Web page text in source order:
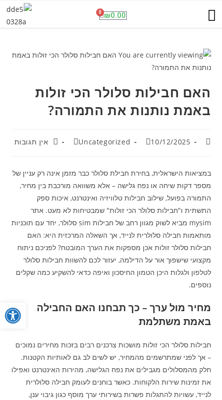
₪0.00
0
האם חבילות סלולר הכי זולות
באמת נותנות את התמורה?
10/12/2025
Uncategorized אין תגובות
במציאות הישראלית, בחירת חבילת סלולר כבר מזמן אינה רק עניין של
מספר דקות שיחה או נפח גלישה – אלא משוואה מורכבת בין מחיר,
התמורה בפועל, שילוב חבילות טלוויזיה ואינטרנט, איכות ספק
התשתית ו"חבילות סלולר הכי זולות" שמבטיחות לא מעט. אתר
mysim מביא לשוק מגוון רחב של חבילות sim סלולר, יחד עם תוכניות
מותאמות חבילה סלולרית לנייד, אך השאלה המרכזית היא: האם
חבילות סלולר זולות אכן מספקות את הערך המובטח? לפניכם ניתוח
מקצועי שישפוך אור על הדילמה, יעזור לכם להשוות חבילות סלולר
לטלפון ולגלות היכן הטמון החיסכון ואיפה כדאי להשקיע כמה שקלים
נוספים.
מחיר מול ערך – כך תבחנו האם החבילה
באמת משתלמת
חבילות סלולר הכי זולות מושכות צרכנים רבים בזכות מחירים נמוכים
– אך לפני שמתרשמים מהמחיר, יש לשים לב גם לאותיות הקטנות.
חלק מהמסלולים מגבילים את נפח הגלישה, מהירות האינטרנט ואפילו
את זמינות שירות הלקוחות. כאשר בוחנים לעומק חבילה סלולרית
לנייד, עשויות להתגלות פשרות בשירותי ערך מוסף כגון גיבוי ענן,